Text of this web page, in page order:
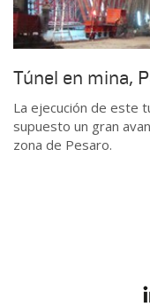
Túnel en mina,
La ejecución de este
supuesto un gran
zona de Pesaro.